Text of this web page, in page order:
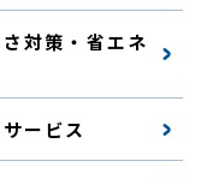
対策・省エネ
ービス